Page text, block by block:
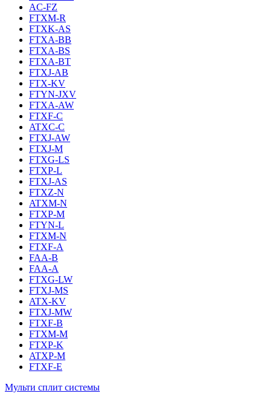
AC-FZ
FTXM-R
FTXK-AS
FTXA-BB
FTXA-BS
FTXA-BT
FTXJ-AB
FTX-KV
FTYN-JXV
FTXA-AW
FTXF-C
ATXC-C
FTXJ-AW
FTXJ-M
FTXG-LS
FTXP-L
FTXJ-AS
FTXZ-N
ATXM-N
FTXP-M
FTYN-L
FTXM-N
FTXF-A
FAA-B
FAA-A
FTXG-LW
FTXJ-MS
ATX-KV
FTXJ-MW
FTXF-B
FTXM-M
FTXP-K
ATXP-M
FTXF-E
Мульти сплит системы